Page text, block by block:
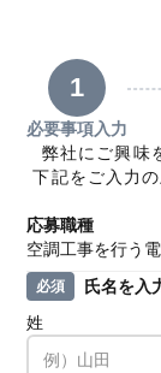
1
必要事項入力
弊社にご興味
下記をご入力
応募職種
空調工事を行う
必須
氏名を入
姓